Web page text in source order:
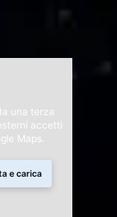
una terza
accetti
Maps.
e carica